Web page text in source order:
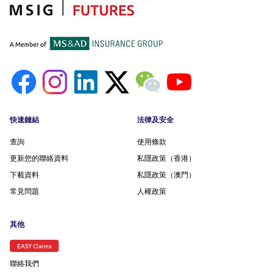
Footer menu
快速鏈結
查詢
更新您的聯絡資料
下載資料
常見問題
法律及安全
使用條款
私隱政策（香港）
私隱政策（澳門）
人權政策
其他
EASY Claims
聯絡我們